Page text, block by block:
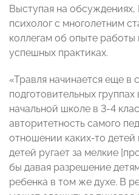
Выступая на
психолог с многолетним
коллегам об опыте работы
успешных практиках.
«Травля начинается еще в
подготовительных
начальной школе в 3-4
авторитетность самого
отношении каких-то детей
детей ругает за мелкие
бы давая разрешение
ребенка в том же духе. В